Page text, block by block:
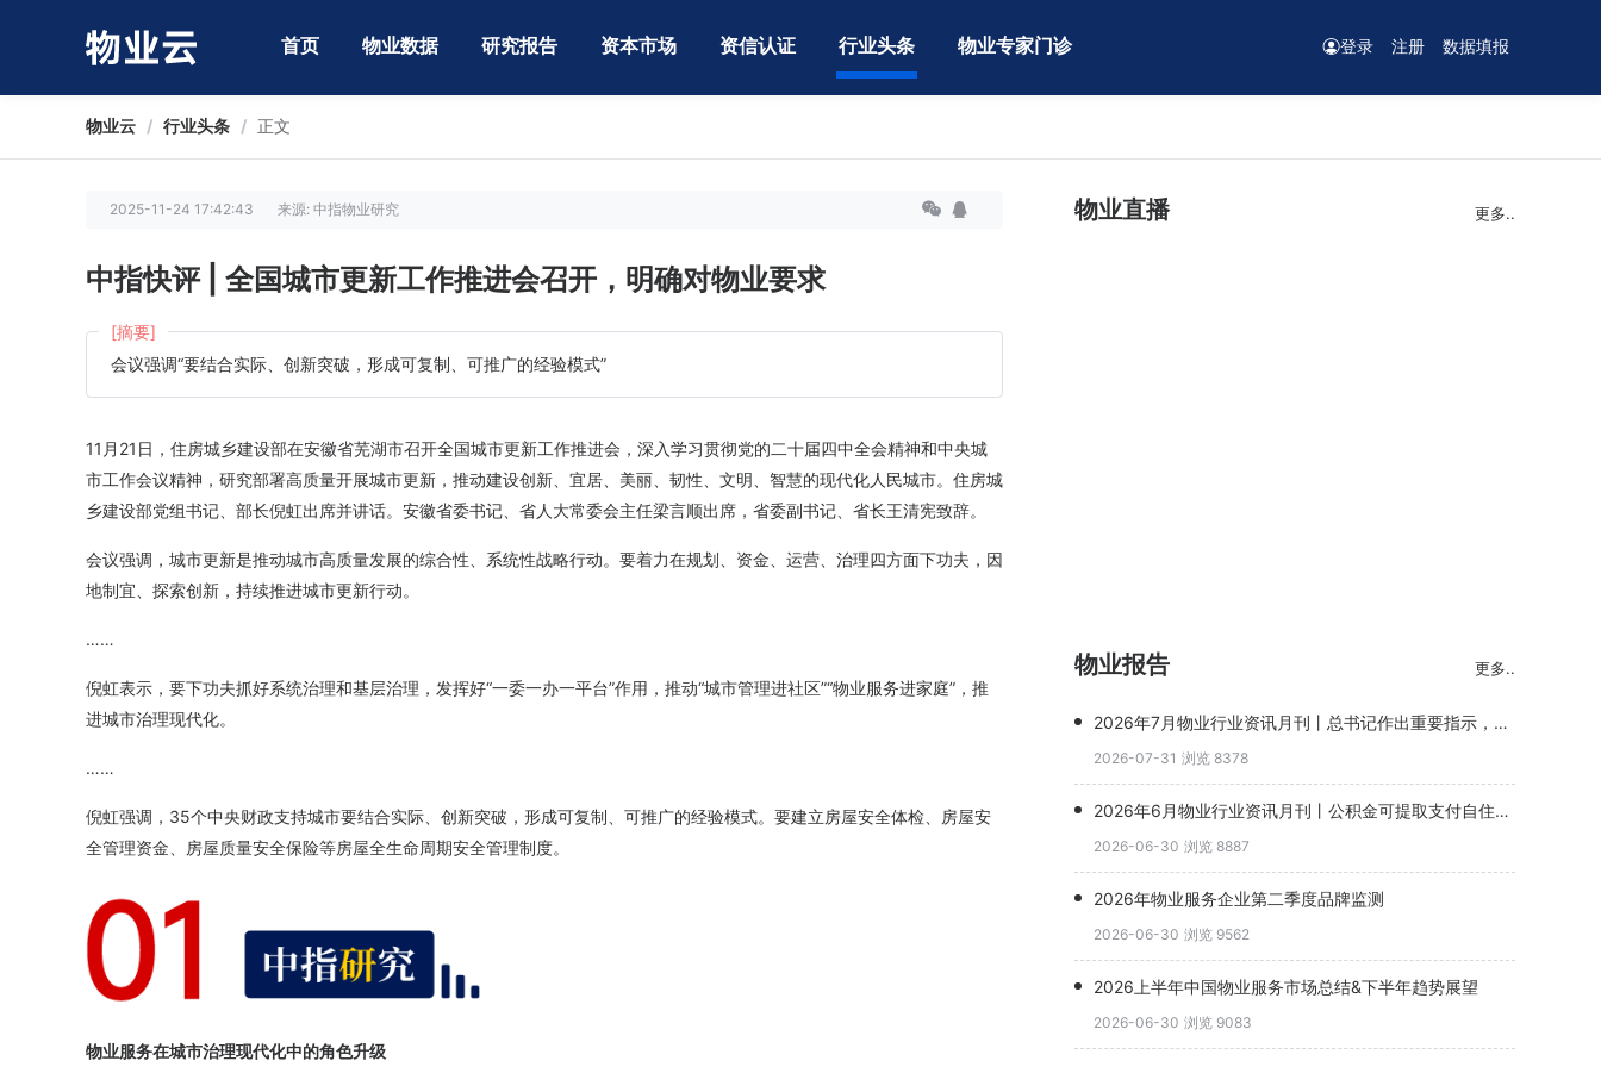
首页 物业数据 研究报告 资本市场 资信认证 行业头条 物业专家门诊 登录 注册 数据填报
物业云 / 行业头条 / 正文
2025-11-24 17:42:43 来源: 中指物业研究
中指快评 | 全国城市更新工作推进会召开，明确对物业要求
[摘要]
会议强调“要结合实际、创新突破，形成可复制、可推广的经验模式”
11月21日，住房城乡建设部在安徽省芜湖市召开全国城市更新工作推进会，深入学习贯彻党的二十届四中全会精神和中央城
市工作会议精神，研究部署高质量开展城市更新，推动建设创新、宜居、美丽、韧性、文明、智慧的现代化人民城市。住房城
乡建设部党组书记、部长倪虹出席并讲话。安徽省委书记、省人大常委会主任梁言顺出席，省委副书记、省长王清宪致辞。
会议强调，城市更新是推动城市高质量发展的综合性、系统性战略行动。要着力在规划、资金、运营、治理四方面下功夫，因
地制宜、探索创新，持续推进城市更新行动。
……
倪虹表示，要下功夫抓好系统治理和基层治理，发挥好“一委一办一平台”作用，推动“城市管理进社区”“物业服务进家庭”，推
进城市治理现代化。
……
倪虹强调，35个中央财政支持城市要结合实际、创新突破，形成可复制、可推广的经验模式。要建立房屋安全体检、房屋安
全管理资金、房屋质量安全保险等房屋全生命周期安全管理制度。
物业服务在城市治理现代化中的角色升级
物业直播 更多..
物业报告 更多..
2026年7月物业行业资讯月刊丨总书记作出重要指示，完整社区升级物业角色(1)
2026-07-31 浏览 8378
2026年6月物业行业资讯月刊丨公积金可提取支付自住住房物业费，恒大物业并购谈判终止
2026-06-30 浏览 8887
2026年物业服务企业第二季度品牌监测
2026-06-30 浏览 9562
2026上半年中国物业服务市场总结&下半年趋势展望
2026-06-30 浏览 9083